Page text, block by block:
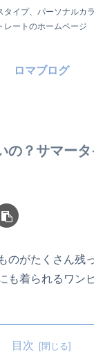
イプ、パーソナルカ
レートのホームページ
ロマブログ
の？サマー
のがたくさん残
も着られるワン
目次